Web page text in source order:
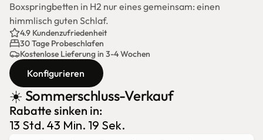
Boxspringbetten in H2 nur eines gemeinsam: einen
himmlisch guten Schlaf.
4.9 Kundenzufriedenheit
30 Tage Probeschlafen
Kostenlose Lieferung in 3-4 Wochen
Konfigurieren
☀️ Sommerschluss-Verkauf
Rabatte sinken in: